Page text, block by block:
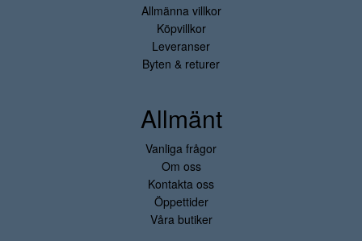
Allmänna villkor
Köpvillkor
Leveranser
Byten & returer
Allmänt
Vanliga frågor
Om oss
Kontakta oss
Öppettider
Våra butiker